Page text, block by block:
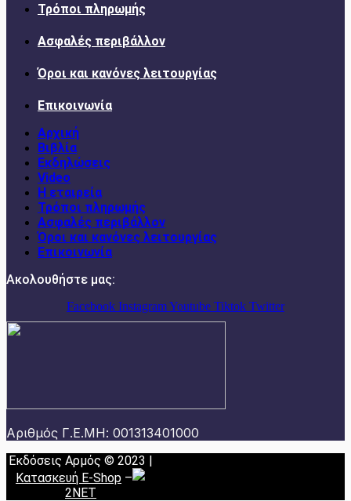
Τρόποι πληρωμής
Ασφαλές περιβάλλον
Όροι και κανόνες λειτουργίας
Επικοινωνία
Αρχική
Βιβλία
Εκδηλώσεις
Video
Η εταιρεία
Τρόποι πληρωμής
Ασφαλές περιβάλλον
Όροι και κανόνες λειτουργίας
Επικοινωνία
Ακολουθήστε μας:
Facebook InstagramYoutube Tiktok Twitter
Αριθμός Γ.Ε.ΜΗ: 001313401000
Εκδόσεις Αρμός © 2023 |
Κατασκευή E-Shop –
2NET